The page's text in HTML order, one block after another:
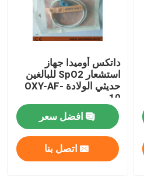
داتكس أوميدا جهاز
استشعار SpO2 للبالغين
حديثي الولادة OXY-AF-
10
افضل سعر
اتصل بنا